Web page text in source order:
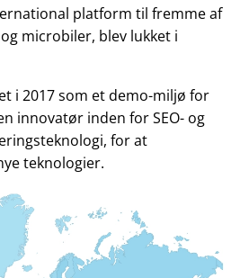
platform til fremme af
microbiler, blev lukket i
i 2017 som et demo-miljø for
innovatør inden for SEO- og
for at
teknologier.